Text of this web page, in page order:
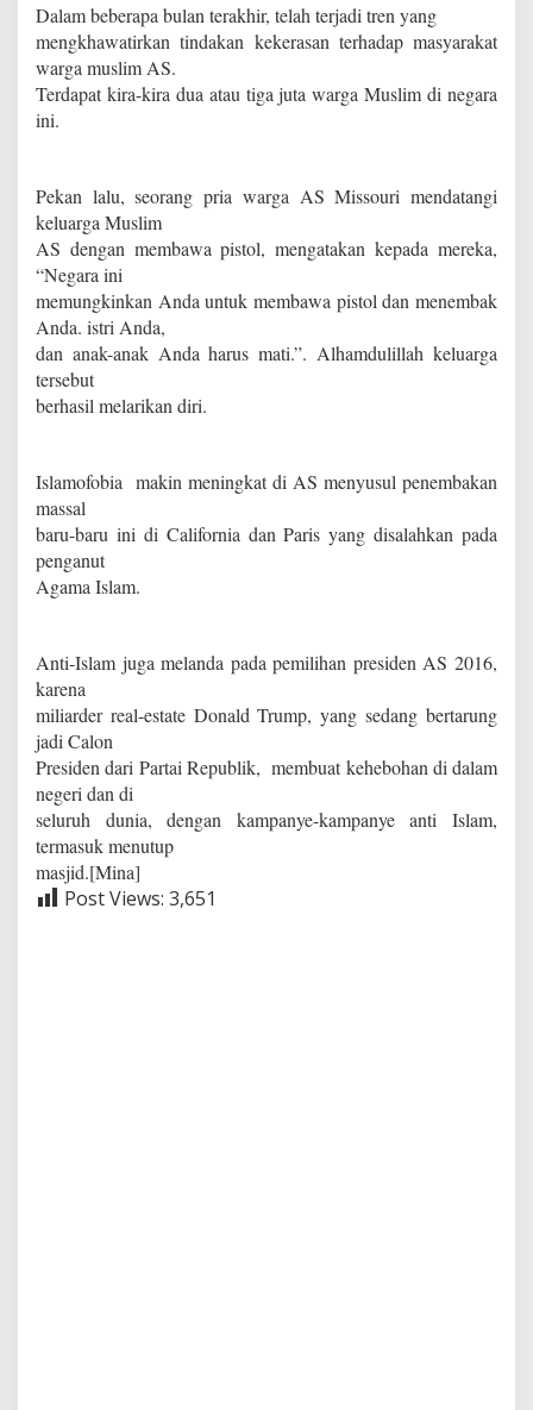
Dalam beberapa bulan terakhir, telah terjadi tren yang
mengkhawatirkan tindakan kekerasan terhadap masyarakat
warga muslim AS.
Terdapat kira-kira dua atau tiga juta warga Muslim di negara
ini.
Pekan lalu, seorang pria warga AS Missouri mendatangi
keluarga Muslim
AS dengan membawa pistol, mengatakan kepada mereka,
“Negara ini
memungkinkan Anda untuk membawa pistol dan menembak
Anda. istri Anda,
dan anak-anak Anda harus mati.”. Alhamdulillah keluarga
tersebut
berhasil melarikan diri.
Islamofobia makin meningkat di AS menyusul penembakan
massal
baru-baru ini di California dan Paris yang disalahkan pada
penganut
Agama Islam.
Anti-Islam juga melanda pada pemilihan presiden AS 2016,
karena
miliarder real-estate Donald Trump, yang sedang bertarung
jadi Calon
Presiden dari Partai Republik, membuat kehebohan di dalam
negeri dan di
seluruh dunia, dengan kampanye-kampanye anti Islam,
termasuk menutup
masjid.[Mina]
Post Views: 3,651